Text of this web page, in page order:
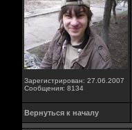
Зарегистрирован: 27.06.2007
Сообщения: 8134
Вернуться к началу